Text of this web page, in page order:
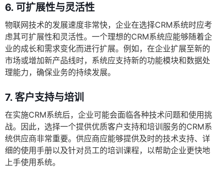
6. 可扩展性与灵活性
物联网技术的发展速度非常快，企业在选择CRM系统时应考
虑其可扩展性和灵活性。一个理想的CRM系统应能够随着企
业的成长和需求变化而进行扩展。例如，在企业扩展至新的
市场或增加新产品线时，系统应支持新的功能模块和数据处
理能力，确保业务的持续发展。
7. 客户支持与培训
在实施CRM系统后，企业可能会面临各种技术问题和使用挑
战。因此，选择一个提供优质客户支持和培训服务的CRM系
统供应商非常重要。供应商应能够提供及时的技术支持、详
细的使用手册以及针对员工的培训课程，以帮助企业更快地
上手使用系统。